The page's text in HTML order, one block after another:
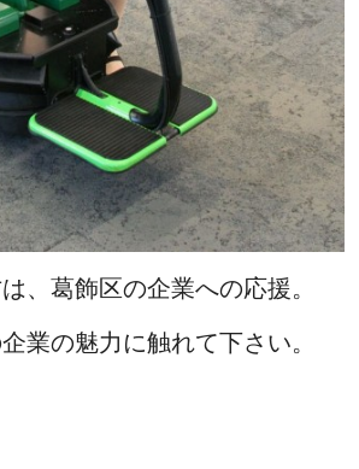
、葛飾区の企業への応援。
業の魅力に触れて下さい。